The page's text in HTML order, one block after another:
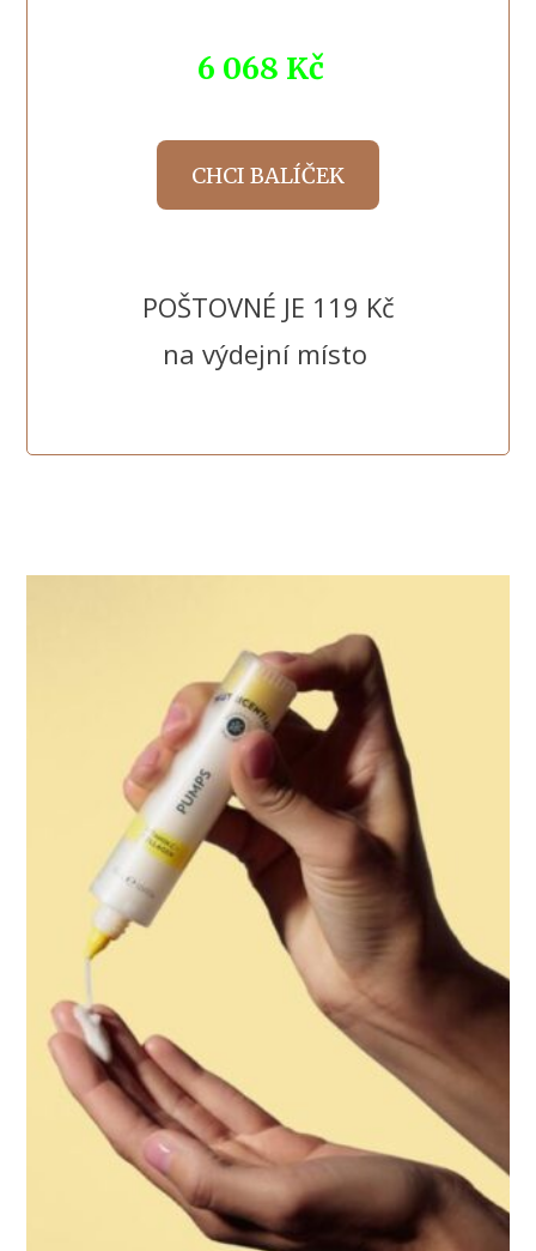
6 068 Kč
CHCI BALÍČEK
POŠTOVNÉ JE 119 Kč
na výdejní místo